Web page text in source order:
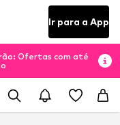
Ir para a App
Ofertas com até